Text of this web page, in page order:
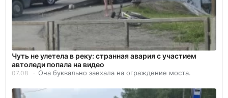
Чуть не улетела в реку: странная авария с участием
автоледи попала на видео
07.08 Она буквально заехала на ограждение моста.